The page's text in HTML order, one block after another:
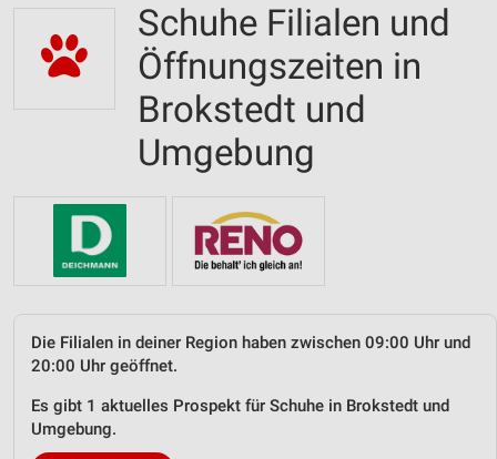
Schuhe Filialen und
Öffnungszeiten in
Brokstedt und
Umgebung
Die Filialen in deiner Region haben zwischen 09:00 Uhr und
20:00 Uhr geöffnet.
Es gibt 1 aktuelles Prospekt für Schuhe in Brokstedt und
Umgebung.